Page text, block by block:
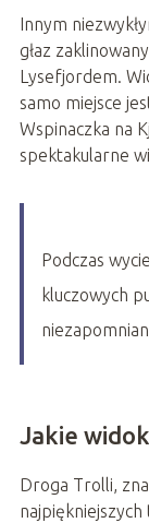
Innym
głaz
Lysefjordem.
samo miejsce
Wspinaczka na
spektakularne
Podczas
kluczowych
Jakie
Droga Trolli,